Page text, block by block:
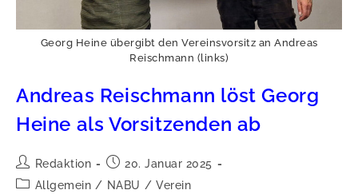
Georg Heine übergibt den Vereinsvorsitz an Andreas
Reischmann (links)
Andreas Reischmann löst Georg
Heine als Vorsitzenden ab
Beitrags-
Autor:
Redaktion
Beitrag
veröffentlicht:
20. Januar 2025
Beitrags-
Allgemein / NABU / Verein